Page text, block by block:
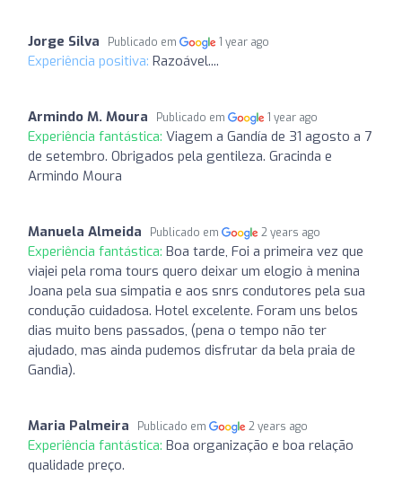
Jorge Silva Publicado em 1 year ago
Experiência positiva: Razoável....
Armindo M. Moura Publicado em 1 year ago
Experiência fantástica: Viagem a Gandía de 31 agosto a 7
de setembro. Obrigados pela gentileza. Gracinda e
Armindo Moura
Manuela Almeida Publicado em 2 years ago
Experiência fantástica: Boa tarde, Foi a primeira vez que
viajei pela roma tours quero deixar um elogio à menina
Joana pela sua simpatia e aos snrs condutores pela sua
condução cuidadosa. Hotel excelente. Foram uns belos
dias muito bens passados, (pena o tempo não ter
ajudado, mas ainda pudemos disfrutar da bela praia de
Gandìa).
Maria Palmeira Publicado em 2 years ago
Experiência fantástica: Boa organização e boa relação
qualidade preço.